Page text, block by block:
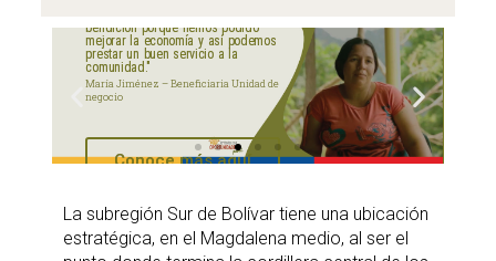
de 2026.
bendiciónporque hemos podido
mejorar la economíay así podemos
prestar un buen servicio a la
comunidad."
María Jiménez – Beneficiaria Unidad de
negocio
Conoce más aquí
La subregión Sur de Bolívar tiene una ubicación
estratégica, en el Magdalena medio, al ser el